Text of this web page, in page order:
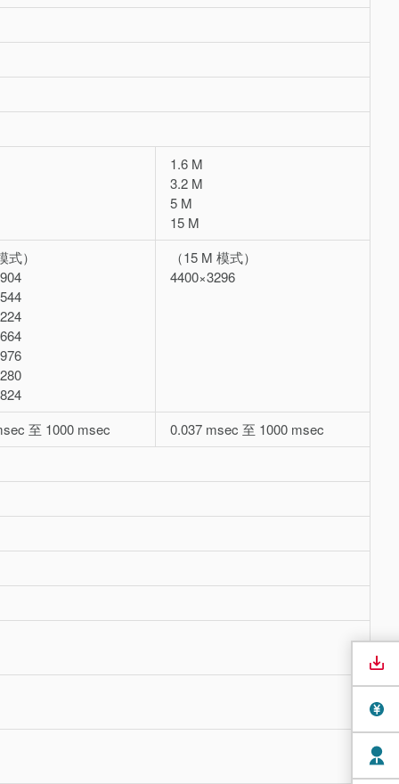
1.6 M
3.2 M
5 M
15 M
式）
（15 M 模式）
4400×3296
至 1000 msec 0.037 msec 至 1000 msec